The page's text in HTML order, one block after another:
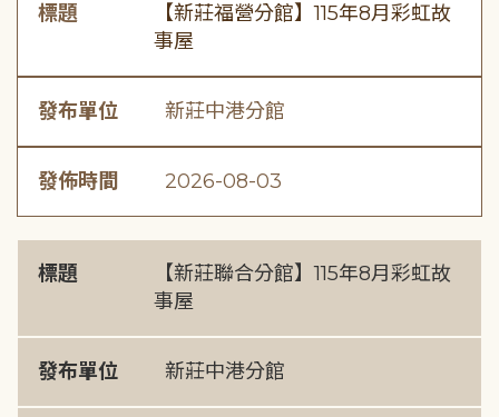
標題
【新莊福營分館】115年8月彩虹故
事屋
發布單位 新莊中港分館
發佈時間 2026-08-03
標題
【新莊聯合分館】115年8月彩虹故
事屋
發布單位 新莊中港分館